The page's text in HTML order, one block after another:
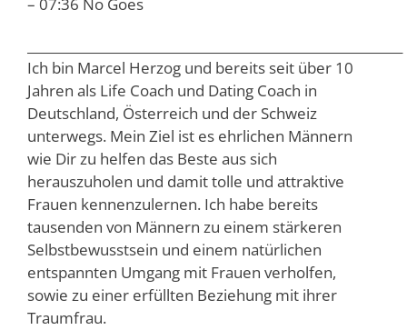
– 07:36 No Goes
Ich bin Marcel Herzog und bereits seit über 10
Jahren als Life Coach und Dating Coach in
Deutschland, Österreich und der Schweiz
unterwegs. Mein Ziel ist es ehrlichen Männern
wie Dir zu helfen das Beste aus sich
herauszuholen und damit tolle und attraktive
Frauen kennenzulernen. Ich habe bereits
tausenden von Männern zu einem stärkeren
Selbstbewusstsein und einem natürlichen
entspannten Umgang mit Frauen verholfen,
sowie zu einer erfüllten Beziehung mit ihrer
Traumfrau.